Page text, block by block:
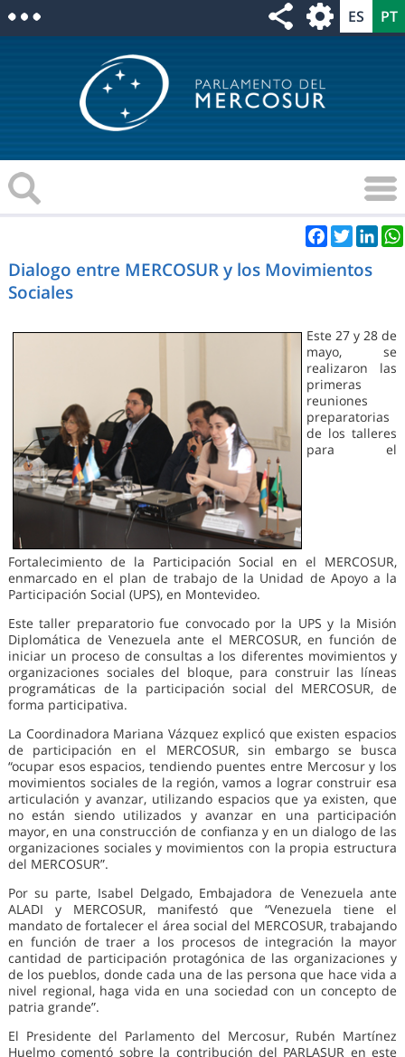
Facebook
Twitter
Dialogo entre MERCOSUR y los Movimientos
Sociales
Este 27 y 28 de
mayo, se
realizaron las
primeras
reuniones
preparatorias
de los talleres
para el
Fortalecimiento de la Participación Social en el MERCOSUR,
enmarcado en el plan de trabajo de la Unidad de Apoyo a la
Participación Social (UPS), en Montevideo.
Este taller preparatorio fue convocado por la UPS y la Misión
Diplomática de Venezuela ante el MERCOSUR, en función de
iniciar un proceso de consultas a los diferentes movimientos y
organizaciones sociales del bloque, para construir las líneas
programáticas de la participación social del MERCOSUR, de
forma participativa.
La Coordinadora Mariana Vázquez explicó que existen espacios
de participación en el MERCOSUR, sin embargo se busca
“ocupar esos espacios, tendiendo puentes entre Mercosur y los
movimientos sociales de la región, vamos a lograr construir esa
articulación y avanzar, utilizando espacios que ya existen, que
no están siendo utilizados y avanzar en una participación
mayor, en una construcción de confianza y en un dialogo de las
organizaciones sociales y movimientos con la propia estructura
del MERCOSUR”.
Por su parte, Isabel Delgado, Embajadora de Venezuela ante
ALADI y MERCOSUR, manifestó que “Venezuela tiene el
mandato de fortalecer el área social del MERCOSUR, trabajando
en función de traer a los procesos de integración la mayor
cantidad de participación protagónica de las organizaciones y
de los pueblos, donde cada una de las persona que hace vida a
nivel regional, haga vida en una sociedad con un concepto de
patria grande”.
El Presidente del Parlamento del Mercosur, Rubén Martínez
Huelmo comentó sobre la contribución del PARLASUR en este